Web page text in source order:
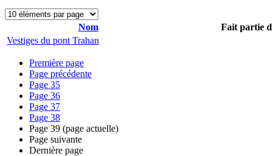
Nom
Fait partie
Vestiges du pont Trahan
Première page
Page précédente
Page 35
Page 36
Page 37
Page 38
Page 39 (page actuelle)
Page suivante
Dernière page